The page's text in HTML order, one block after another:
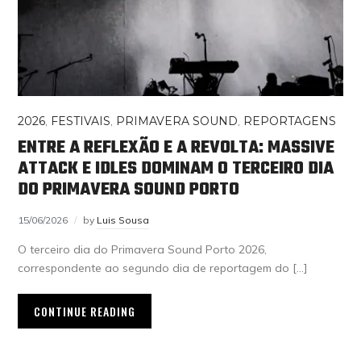
2026 FESTIVAIS PRIMAVERA SOUND REPORTAGENS
ENTRE A REFLEXÃO E A REVOLTA: MASSIVE
ATTACK E IDLES DOMINAM O TERCEIRO DIA
DO PRIMAVERA SOUND PORTO
15/06/2026 by Luis Sousa
O terceiro dia do Primavera Sound Porto 2026,
correspondente ao segundo dia de reportagem do […]
CONTINUE READING